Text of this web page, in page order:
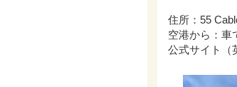
住所：55
空港から：車
公式サイト（